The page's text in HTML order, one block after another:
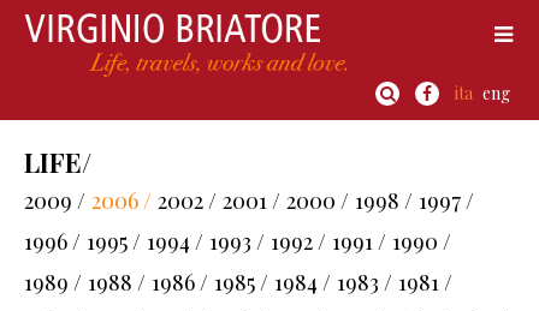
ita eng
LIFE/
2009 / 2006 / 2002 / 2001 / 2000 / 1998 / 1997 /
1996 / 1995 / 1994 / 1993 / 1992 / 1991 / 1990 /
1989 / 1988 / 1986 / 1985 / 1984 / 1983 / 1981 /